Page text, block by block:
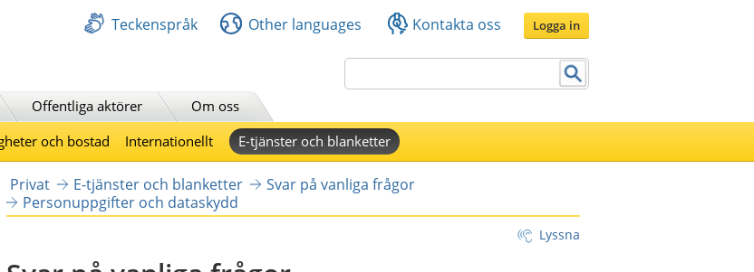
Teckenspråk Other languages Kontakta oss Logga in
Offentliga aktörer
Om oss
och bostad Internationellt E-tjänster och blanketter
Privat E-tjänster och blanketter
Svar på vanliga frågor
Personuppgifter och dataskydd
Lyssna